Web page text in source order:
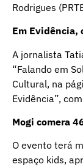
Rodrigues
Em Evidência,
A jornalista
“Falando em
Cultural, na
Evidência”,
Mogi comera
O evento terá
espaço kids,